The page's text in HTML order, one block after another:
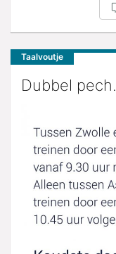
Taalvoutje
Dubbel pech.